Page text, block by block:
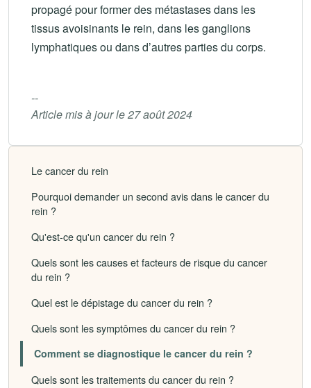
propagé pour former des métastases dans les
tissus avoisinants le rein, dans les ganglions
lymphatiques ou dans d’autres parties du corps.
--
Article mis à jour le 27 août 2024
Le cancer du rein
Pourquoi demander un second avis dans le cancer du
rein ?
Qu'est-ce qu'un cancer du rein ?
Quels sont les causes et facteurs de risque du cancer
du rein ?
Quel est le dépistage du cancer du rein ?
Quels sont les symptômes du cancer du rein ?
Comment se diagnostique le cancer du rein ?
Quels sont les traitements du cancer du rein ?